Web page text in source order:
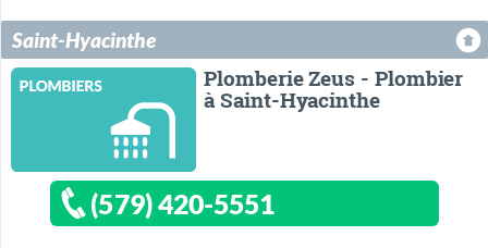
Saint-Hyacinthe
Plomberie Zeus - Plombier
à Saint-Hyacinthe
(579) 420-5551